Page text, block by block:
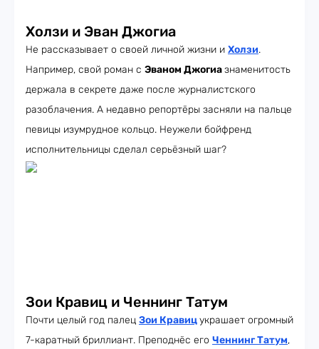
Холзи и Эван Джогиа
Не рассказывает о своей личной жизни и Холзи.
Например, свой роман с Эваном Джогиазнаменитость
держала в секрете даже после журналистского
разоблачения. А недавно репортёры засняли на пальце
певицы изумрудное кольцо. Неужели бойфренд
исполнительницы сделал серьёзный шаг?
Зои Кравиц и Ченнинг Татум
Почти целый год палец Зои Кравицукрашает огромный
7-каратный бриллиант. Преподнёс его Ченнинг Татум,